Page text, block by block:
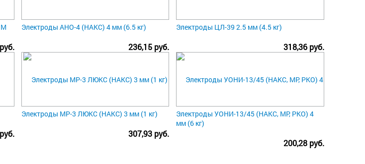
Электроды АНО-4 (НАКС) 4 мм (6.5 кг)
236,15 руб.
Электроды ЦЛ-39 2.5 мм (4.5 кг)
318,36 руб.
Электроды МР-3 ЛЮКС (НАКС) 3 мм (1 кг)
307,93 руб.
Электроды УОНИ-13/45 (НАКС, МР, РКО) 4
мм (6 кг)
200,28 руб.